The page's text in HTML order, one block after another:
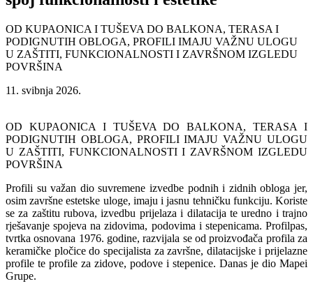
OD KUPAONICA I TUŠEVA DO BALKONA, TERASA I
PODIGNUTIH OBLOGA, PROFILI IMAJU VAŽNU ULOGU
U ZAŠTITI, FUNKCIONALNOSTI I ZAVRŠNOM IZGLEDU
POVRŠINA
11. svibnja 2026.
OD KUPAONICA I TUŠEVA DO BALKONA, TERASA I
PODIGNUTIH OBLOGA, PROFILI IMAJU VAŽNU ULOGU
U ZAŠTITI, FUNKCIONALNOSTI I ZAVRŠNOM IZGLEDU
POVRŠINA
Profili su važan dio suvremene izvedbe podnih i zidnih obloga jer,
osim završne estetske uloge, imaju i jasnu tehničku funkciju. Koriste
se za zaštitu rubova, izvedbu prijelaza i dilatacija te uredno i trajno
rješavanje spojeva na zidovima, podovima i stepenicama. Profilpas,
tvrtka osnovana 1976. godine, razvijala se od proizvođača profila za
keramičke pločice do specijalista za završne, dilatacijske i prijelazne
profile te profile za zidove, podove i stepenice. Danas je dio Mapei
Grupe.